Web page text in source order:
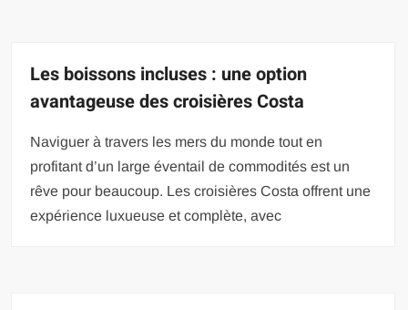
Les boissons incluses : une option
avantageuse des croisières Costa
Naviguer à travers les mers du monde tout en
profitant d’un large éventail de commodités est un
rêve pour beaucoup. Les croisières Costa offrent une
expérience luxueuse et complète, avec